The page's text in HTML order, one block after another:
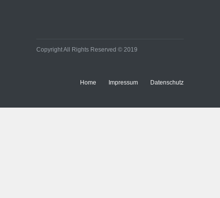
Copyright All Rights Reserved © 2019
Home Impressum Datenschutz